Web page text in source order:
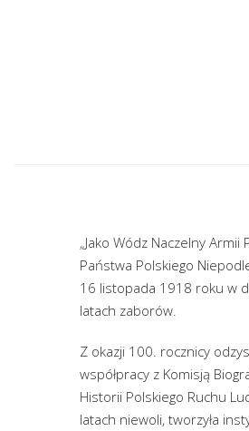
„Jako Wódz Naczelny
Państwa Polskiego
16 listopada 1918 roku w
latach zaborów.
Z okazji 100. rocznicy
współpracy z Komisją
Historii Polskiego Ruchu
latach niewoli, tworzyła